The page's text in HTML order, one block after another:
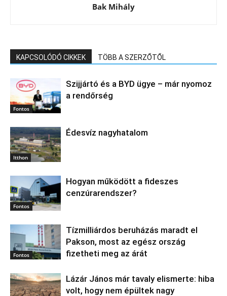
Bak Mihály
KAPCSOLÓDÓ CIKKEK TÖBB A SZERZŐTŐL
Fontos
Szijjártó és a BYD ügye – már nyomoz
a rendőrség
Itthon
Édesvíz nagyhatalom
Fontos
Hogyan működött a fideszes
cenzúrarendszer?
Fontos
Tízmilliárdos beruházás maradt el
Pakson, most az egész ország
fizetheti meg az árát
Lázár János már tavaly elismerte: hiba
volt, hogy nem épültek nagy